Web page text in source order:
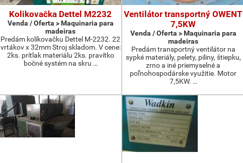
Kolikovačka Dettel M2232
Venda / Oferta > Maquinaria para
madeiras
Predám kolíkovačku Dettel M-2232. 22
vrtákov x 32mm Stroj skladom. V cene:
2ks. prítlak materiálu 2ks. pravítko
bočné systém na skru …
Ventilátor transportný OWENT
7,5KW
Venda / Oferta > Maquinaria para
madeiras
Predám transportný ventilátor na
sypké materiály, pelety, piliny, štiepku,
zrno a iné priemyselné a
poľnohospodárske využitie. Motor
7,5KW. …